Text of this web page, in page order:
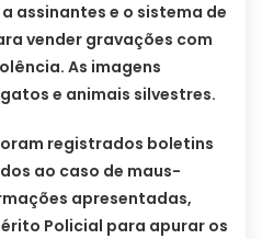
assinantes e o sistema de
vender gravações com
As imagens
e animais silvestres.
registrados boletins
ao caso de maus-
apresentadas,
Policial para apurar os